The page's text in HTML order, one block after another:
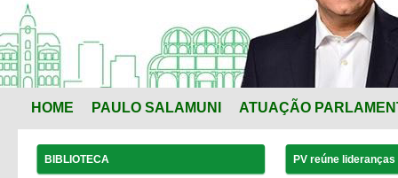
HOME PAULO SALAMUNI ATUAÇÃO
BIBLIOTECA PV reúne